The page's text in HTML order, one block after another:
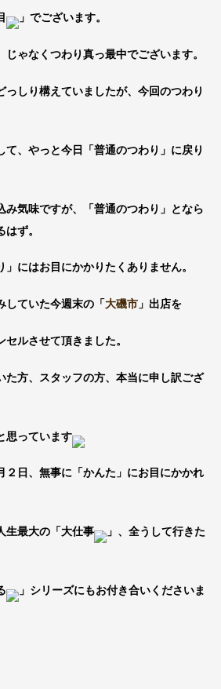
」でございます。
じゃなくつわり真っ最中でございます。
っしり構えていましたが、今回のつわり
て、やっと今日「普通のつわり」に戻り
み気味ですが、「普通のつわり」となら
はず。
」にはお目にかかりたくありません。
していた今週末の「 大磯市 」出店を
ルさせて頂きました。
た方、スタッフの方、本当に申し訳ござ
思っています
２日、無事に「かんた」にお目にかかれ
生最大の「大仕事
」、全うして行きた
」シリーズにもお付き合いくださいま